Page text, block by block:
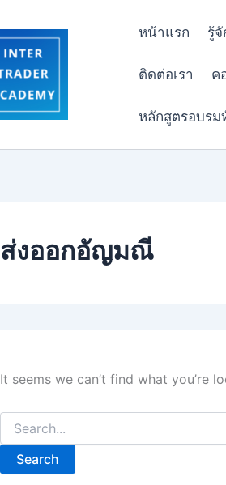
หน้าแรก รู้จั
ติดต่อเรา ค
หลักสูตรอบรม
ส่งออกอัญมณี
It seems we can’t find what you’re
Search
for: